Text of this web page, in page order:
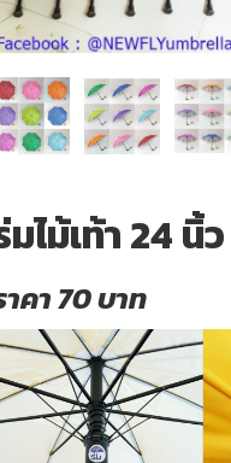
มไม้เท้า 24 นิ้ว
าคา 70 บาท